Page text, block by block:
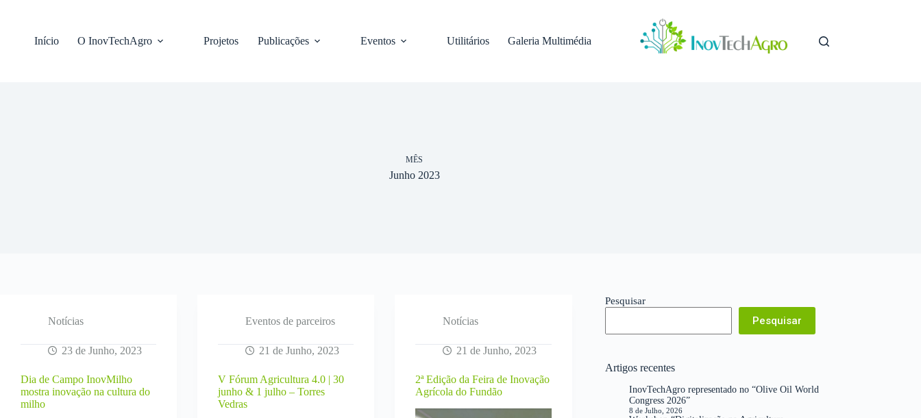
conteúdoInício O InovTechAgro Projetos Publicações Eventos Utilitários Galeria Multimédia
MÊS
Junho 2023
Notícias
23 de Junho, 2023
Dia de Campo InovMilho
mostra inovação na cultura do
milho
Eventos de parceiros
21 de Junho, 2023
V Fórum Agricultura 4.0 | 30
junho & 1 julho – Torres
Vedras
Notícias
21 de Junho, 2023
2ª Edição da Feira de Inovação
Agrícola do Fundão
Pesquisar
Pesquisar
Artigos recentes
InovTechAgro representado no “Olive Oil World
Congress 2026”
8 de Julho, 2026